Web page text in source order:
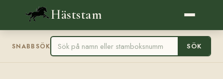
Häststam
SNABBSÖK SÖK